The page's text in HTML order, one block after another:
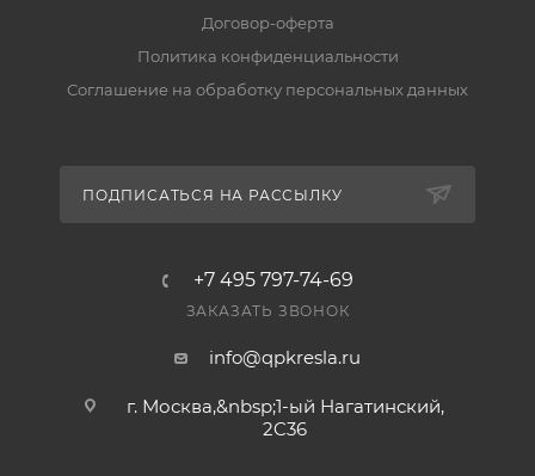
Договор-оферта
Политика конфиденциальности
Соглашение на обработку персональных данных
ПОДПИСАТЬСЯ НА РАССЫЛКУ
+7 495 797-74-69
ЗАКАЗАТЬ ЗВОНОК
info@qpkresla.ru
г. Москва,&nbsp;1-ый Нагатинский,
2C36